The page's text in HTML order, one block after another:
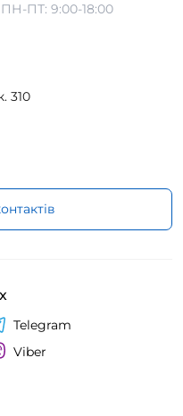
ПН-ПТ: 9:00-18:00
310
Telegram
Viber